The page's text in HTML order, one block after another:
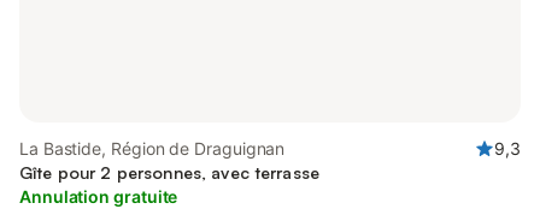
La Bastide, Région de Draguignan
9,3
Gîte pour 2 personnes, avec terrasse
Annulation gratuite